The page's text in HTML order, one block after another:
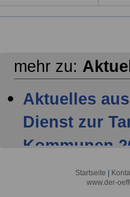
mehr zu:
Aktuelles
Dienst zur
Kommunen
Mitglieder
Startseite
www.der-